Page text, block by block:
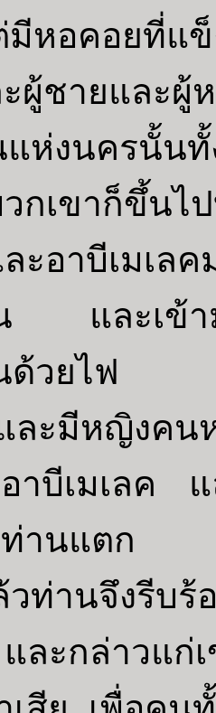
อคอยที่แข็
ชายและผู้
แห่งนครนั้น
วกเขาก็ขึ้น
อาบีเมเล
และเข้าม
วยไฟ
มีหญิงคนห
าบีเมเลค
านแตก
านจึงรีบร้อ
ละกล่าวแก่